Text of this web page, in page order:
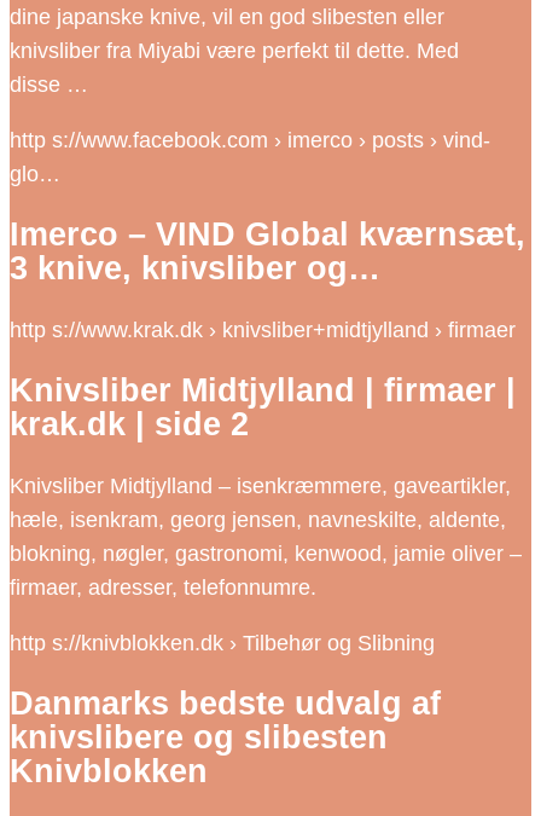
dine japanske knive, vil en god slibesten eller
knivsliber fra Miyabi være perfekt til dette. Med
disse …
http s://www.facebook.com › imerco › posts › vind-
glo…
Imerco – VIND Global kværnsæt,
3 knive, knivsliber og…
http s://www.krak.dk › knivsliber+midtjylland › firmaer
Knivsliber Midtjylland | firmaer |
krak.dk | side 2
Knivsliber Midtjylland – isenkræmmere, gaveartikler,
hæle, isenkram, georg jensen, navneskilte, aldente,
blokning, nøgler, gastronomi, kenwood, jamie oliver –
firmaer, adresser, telefonnumre.
http s://knivblokken.dk › Tilbehør og Slibning
Danmarks bedste udvalg af
knivslibere og slibesten
Knivblokken